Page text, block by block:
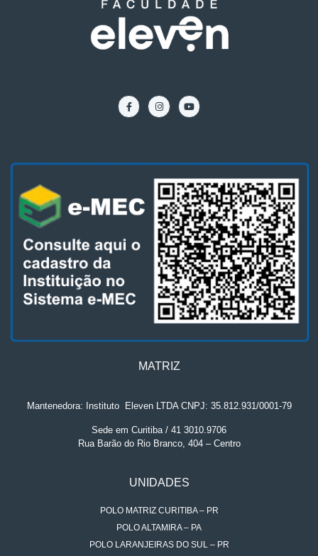
MATRIZ
Mantenedora: Instituto. Eleven LTDA CNPJ: 35.812.931/0001-79
Sede em Curitiba / 41 3010.9706
Rua Barão do Rio Branco, 404 – Centro
UNIDADES
POLO MATRIZ CURITIBA – PR
POLO ALTAMIRA – PA
POLO LARANJEIRAS DO SUL – PR